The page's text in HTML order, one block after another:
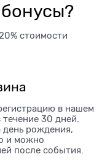
стоимости
в нашем
30 дней.
день рождения,
и можно
после события.